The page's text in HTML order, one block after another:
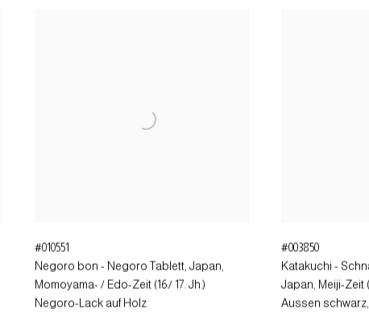
#010551
Negoro bon - Negoro Tablett Japan,
Momoyama- / Edo-Zeit (16./ 17. Jh.)
Negoro-Lack auf Holz
#003850
Katakuchi -
Japan, Meiji-Zeit
Aussen